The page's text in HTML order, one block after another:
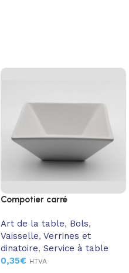
Compotier carré
Art de la table, Bols,
Vaisselle, Verrines et
dinatoire, Service à table
0,35€ HTVA